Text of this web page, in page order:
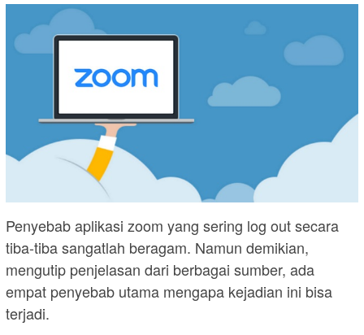
Penyebab aplikasi zoom yang sering log out secara
tiba-tiba sangatlah beragam. Namun demikian,
mengutip penjelasan dari berbagai sumber, ada
empat penyebab utama mengapa kejadian ini bisa
terjadi.